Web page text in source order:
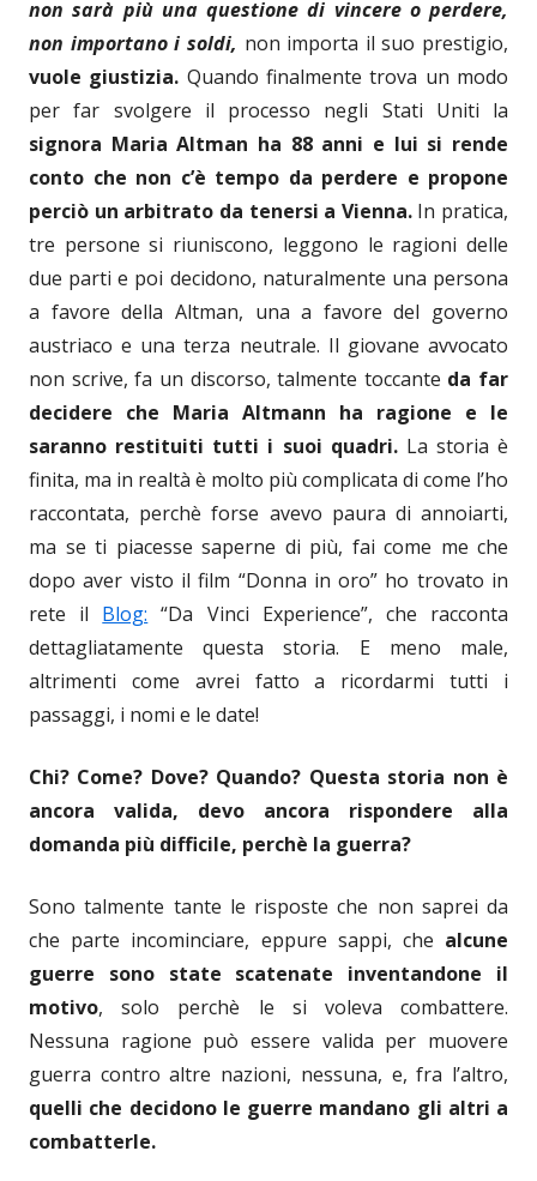
non sarà più una questione di vincere o perdere,
non importano i soldi, non importa il suo prestigio,
vuole giustizia. Quando finalmente trova un modo
per far svolgere il processo negli Stati Uniti la
signora Maria Altman ha 88 anni e lui si rende
conto che non c’è tempo da perdere e propone
perciò un arbitrato da tenersi a Vienna.In pratica,
tre persone si riuniscono, leggono le ragioni delle
due parti e poi decidono, naturalmente una persona
a favore della Altman, una a favore del governo
austriaco e una terza neutrale. Il giovane avvocato
non scrive, fa un discorso, talmente toccante da far
decidere che Maria Altmann ha ragione e le
saranno restituiti tutti i suoi quadri. La storia è
finita, ma in realtà è molto più complicata di come l’ho
raccontata, perchè forse avevo paura di annoiarti,
ma se ti piacesse saperne di più, fai come me che
dopo aver visto il film “Donna in oro” ho trovato in
rete il Blog: “Da Vinci Experience”, che racconta
dettagliatamente questa storia. E meno male,
altrimenti come avrei fatto a ricordarmi tutti i
passaggi, i nomi e le date!
Chi? Come? Dove? Quando? Questa storia non è
ancora valida, devo ancora rispondere alla
domanda più difficile, perchè la guerra?
Sono talmente tante le risposte che non saprei da
che parte incominciare, eppure sappi, che alcune
guerre sono state scatenate inventandone il
motivo, solo perchè le si voleva combattere.
Nessuna ragione può essere valida per muovere
guerra contro altre nazioni, nessuna, e, fra l’altro,
quelli che decidono le guerre mandano gli altri a
combatterle.